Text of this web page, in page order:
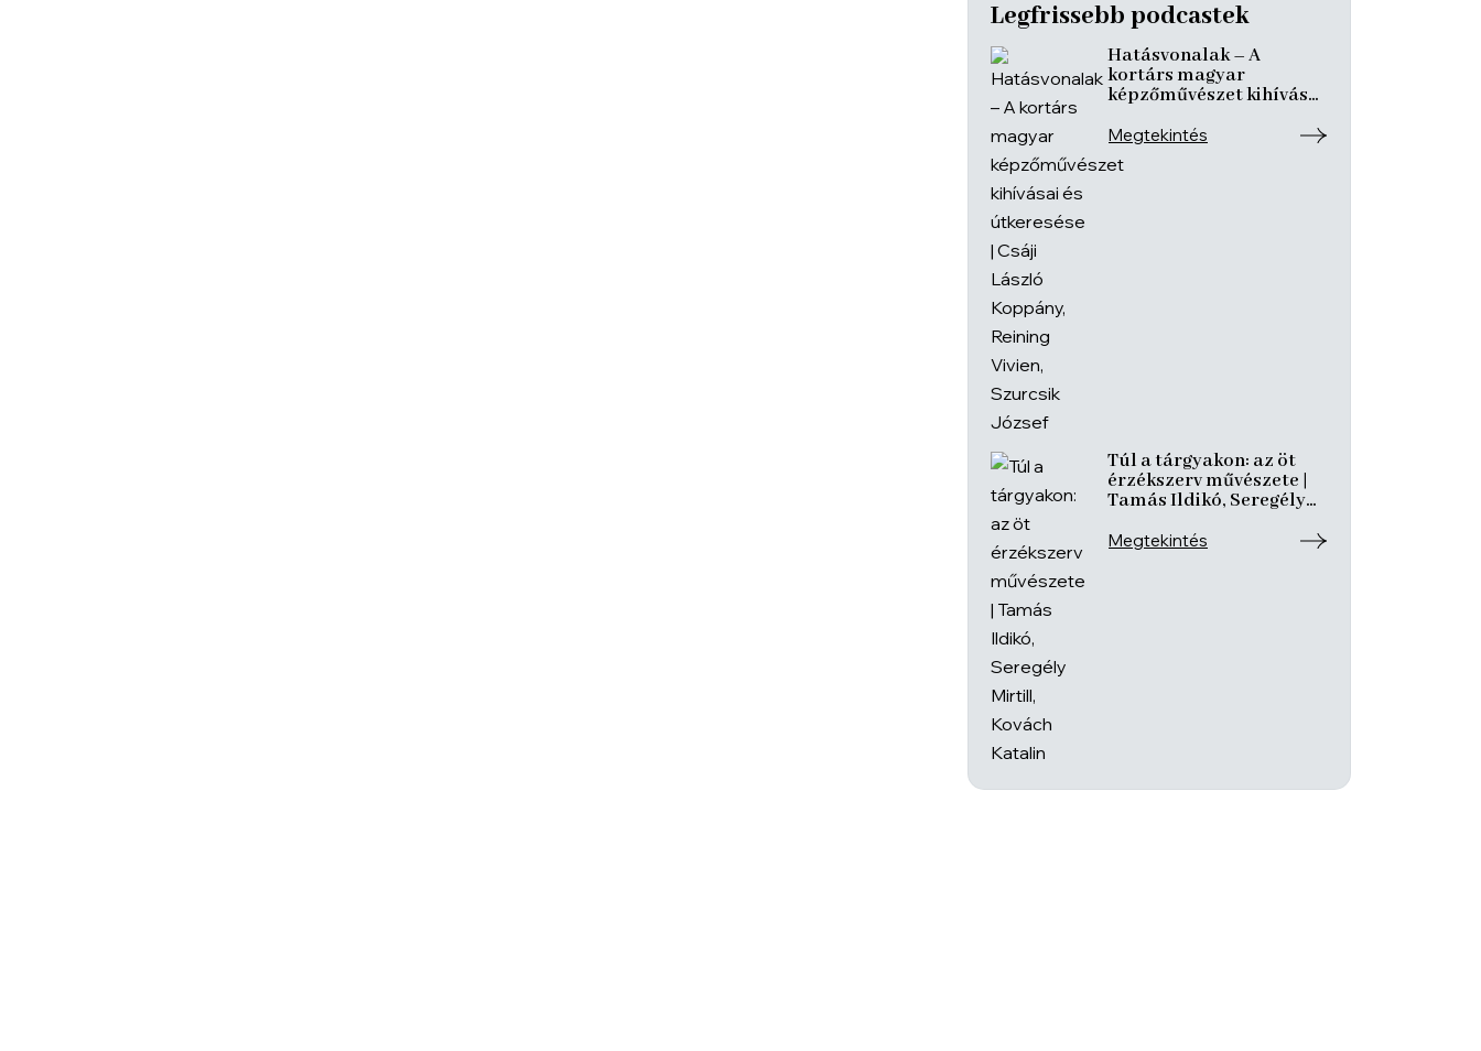
Legfrissebb podcastek
Hatásvonalak – A
kortárs magyar
képzőművészet kihívásai
László Koppány, Reining
Vivien, Szurcsik József
Megtekintés
Túl a tárgyakon: az öt
érzékszerv művészete |
Tamás Ildikó, Seregély
Megtekintés